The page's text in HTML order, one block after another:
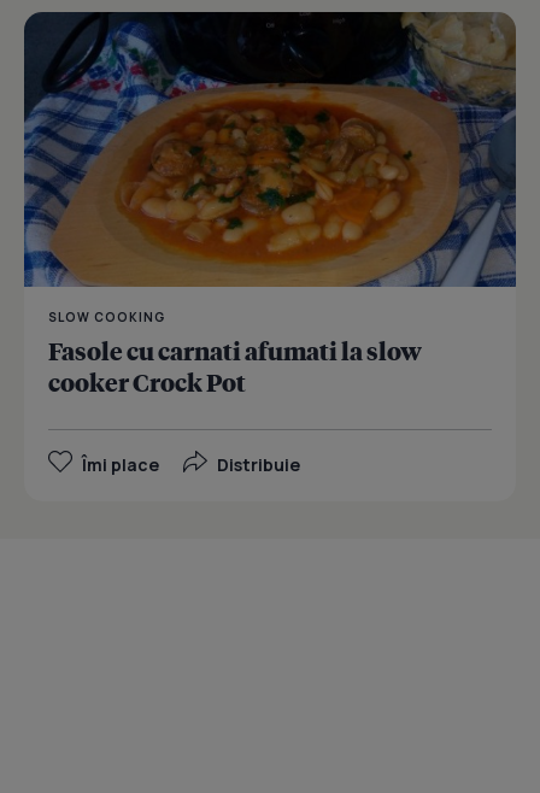
SLOW COOKING
Fasole cu carnati afumati la slow
cooker Crock Pot
Îmi place Distribuie